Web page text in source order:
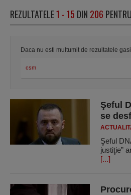
REZULTATELE1 - 15 DIN 206
Daca nu esti multumit de rezultatele
Şeful
se
Şeful
justiţie”
[...]